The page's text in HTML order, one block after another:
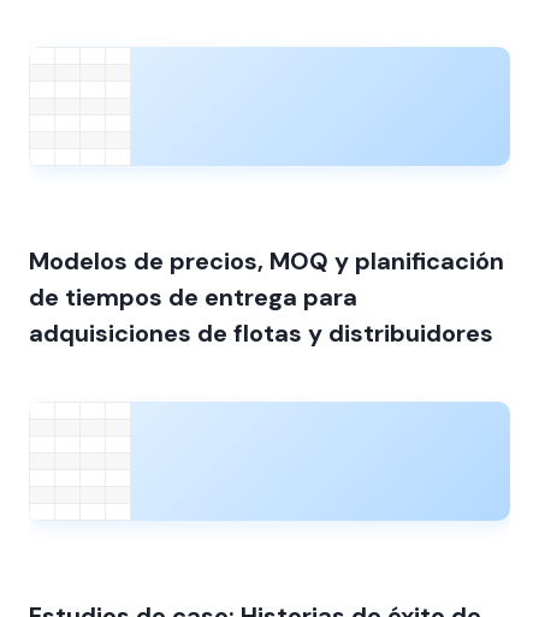
Modelos de precios, MOQ y planificación
de tiempos de entrega para
adquisiciones de flotas y distribuidores